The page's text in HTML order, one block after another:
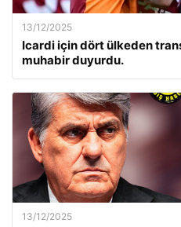
13/12/2025
Icardi için dört ülkeden
muhabir duyurdu.
13/12/2025